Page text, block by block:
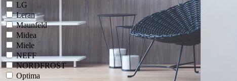
LG
Leran
Maunfeld
Midea
Miele
NEFF
NORDFROST
Optima